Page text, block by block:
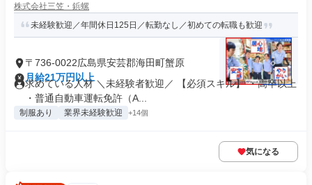
株式会社三笠・鋲螺
未経験歓迎／年間休日125日／転勤なし／初めての転職も歓迎
〒736-0022広島県安芸郡海田町蟹原
月給21万円以上
求めている人材 ＼未経験者歓迎／ 【必須スキル】 ・高卒以上
・普通自動車運転免許（A...
制服あり 業界未経験歓迎 +14個
気になる